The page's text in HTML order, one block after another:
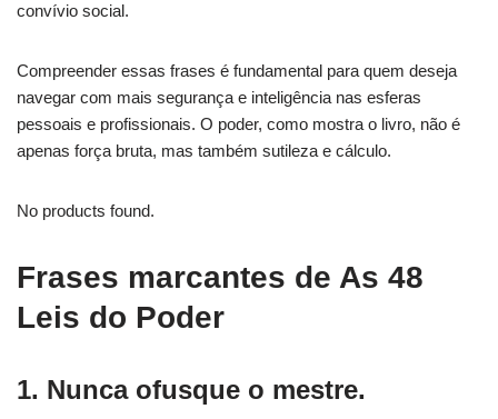
convívio social.
Compreender essas frases é fundamental para quem deseja
navegar com mais segurança e inteligência nas esferas
pessoais e profissionais. O poder, como mostra o livro, não é
apenas força bruta, mas também sutileza e cálculo.
No products found.
Frases marcantes de As 48
Leis do Poder
1. Nunca ofusque o mestre.